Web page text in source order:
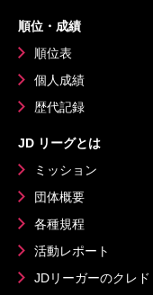
順位・成績
順位表
個人成績
歴代記録
JD リーグとは
ミッション
団体概要
各種規程
活動レポート
JDリーガーのクレド